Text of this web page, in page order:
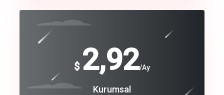
crm auto cync
track energy costs
$ 2,92/Ay
Kurumsal
$
240
Coroprate